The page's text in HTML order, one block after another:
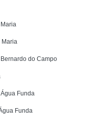
Maria
do Campo
Funda
Funda